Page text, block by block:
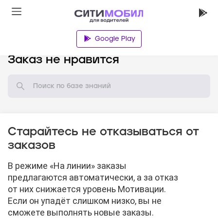
Google Play
Заказ не нравится
Старайтесь не отказываться от
заказов
В режиме «На линии» заказы
предлагаются автоматически, а за отказ
от них снижается уровень Мотивации.
Если он упадёт слишком низко, вы не
сможете выполнять новые заказы.